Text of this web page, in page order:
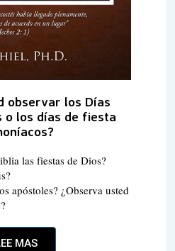
observar los Días
o los días de fiesta
las fiestas de Dios?
apóstoles? ¿Observa usted
MAS